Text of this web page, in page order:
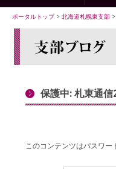
ポータルトップ> 北海道札幌東支部 >
保護中: 札東通
このコンテンツはパスワ